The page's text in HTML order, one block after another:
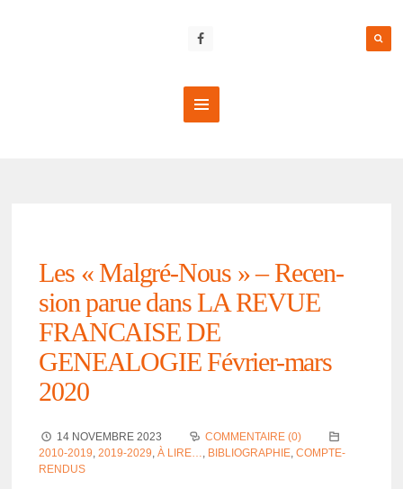
Les « Malgré-Nous » – Recen­­
sion parue dans LA REVUE
FRANCAISE DE
GENEALOGIE Février-mars
2020
14 NOVEMBRE 2023
COMMENTAIRE (0)
2010-2019,2019-2029,À LIRE…, BIBLIOGRAPHIE,COMPTE-
RENDUS